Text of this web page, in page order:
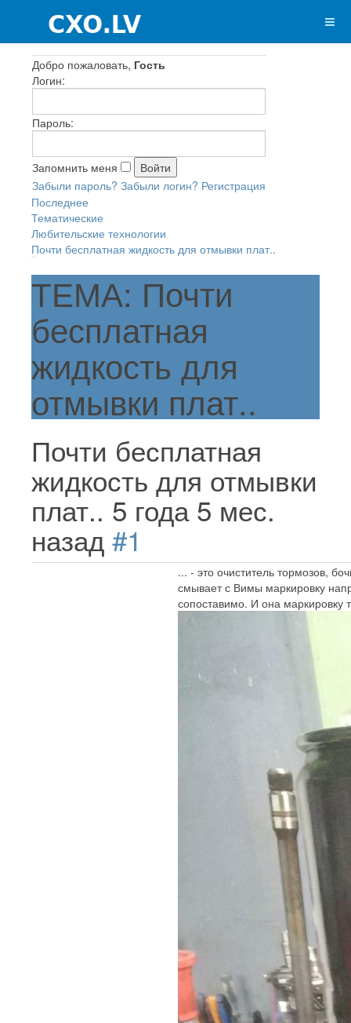
Добро пожаловать, Гость
Логин:
Пароль:
Запомнить меня
Забыли пароль? Забыли логин? Регистрация
Последнее
Тематические
Любительские технологии
Почти бесплатная жидкость для отмывки плат..
ТЕМА: Почти
бесплатная
жидкость для
отмывки плат..
Почти бесплатная
жидкость для отмывки
плат.. 5 года 5 мес.
назад #1
... - это очиститель тормозов,
смывает с Вимы маркировку
сопоставимо. И она маркировку